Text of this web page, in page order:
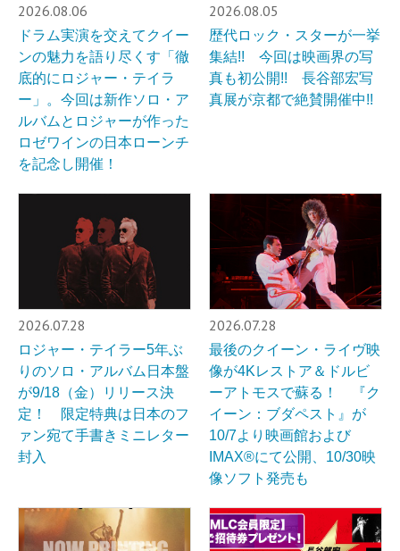
2026.08.06
ドラム実演を交えてクイー
ンの魅力を語り尽くす「徹
底的にロジャー・テイラ
ー」。今回は新作ソロ・ア
ルバムとロジャーが作った
ロゼワインの日本ローンチ
を記念し開催！
2026.08.05
歴代ロック・スターが一挙
集結!! 今回は映画界の写
真も初公開!! 長谷部宏写
真展が京都で絶賛開催中!!
2026.07.28
ロジャー・テイラー5年ぶ
りのソロ・アルバム日本盤
が9/18（金）リリース決
定！ 限定特典は日本のフ
ァン宛て手書きミニレター
封入
2026.07.28
最後のクイーン・ライヴ映
像が4Kレストア＆ドルビ
ーアトモスで蘇る！ 『ク
イーン：ブダペスト』が
10/7より映画館および
IMAX®︎にて公開、10/30映
像ソフト発売も